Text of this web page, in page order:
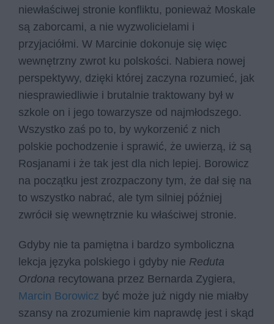
niewłaściwej stronie konfliktu, ponieważ Moskale
są zaborcami, a nie wyzwolicielami i
przyjaciółmi. W Marcinie dokonuje się więc
wewnętrzny zwrot ku polskości. Nabiera nowej
perspektywy, dzięki której zaczyna rozumieć, jak
niesprawiedliwie i brutalnie traktowany był w
szkole on i jego towarzysze od najmłodszego.
Wszystko zaś po to, by wykorzenić z nich
polskie pochodzenie i sprawić, że uwierzą, iż są
Rosjanami i że tak jest dla nich lepiej. Borowicz
na początku jest zrozpaczony tym, że dał się na
to wszystko nabrać, ale tym silniej później
zwrócił się wewnętrznie ku właściwej stronie.
Gdyby nie ta pamiętna i bardzo symboliczna
lekcja języka polskiego i gdyby nie Reduta
Ordona recytowana przez Bernarda Zygiera,
Marcin Borowicz być może już nigdy nie miałby
szansy na zrozumienie kim naprawdę jest i skąd